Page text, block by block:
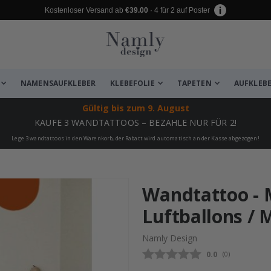
Kostenloser Versand ab €39.00 · 4 für 2 auf Poster
NAMENSAUFKLEBER KLEBEFOLIE TAPETEN
Gültig bis zum 9. August
KAUFE 3 WANDTATTOOS – BEZAHLE NUR FÜR 2!
Lege 3 wandtattoos in den Warenkorb, der Rabatt wird automatisch an der Kasse abgezogen!
✔️ Kostenloser Versand
Wandtattoo -
Luftballons /
Namly Design
0.0 (abgegebene
0)